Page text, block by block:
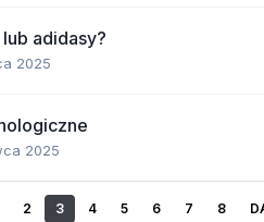
adidasy?
2025
2025
2 3 4 5 6 7 8